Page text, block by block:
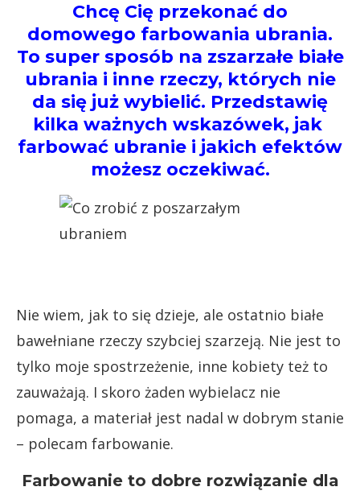
Chcę Cię przekonać do
domowego farbowania ubrania.
To super sposób na zszarzałe białe
ubrania i inne rzeczy, których nie
da się już wybielić. Przedstawię
kilka ważnych wskazówek, jak
farbować ubranie i jakich efektów
możesz oczekiwać.
Nie wiem, jak to się dzieje, ale ostatnio białe
bawełniane rzeczy szybciej szarzeją. Nie jest to
tylko moje spostrzeżenie, inne kobiety też to
zauważają. I skoro żaden wybielacz nie
pomaga, a materiał jest nadal w dobrym stanie
– polecam farbowanie.
Farbowanie to dobre rozwiązanie dla